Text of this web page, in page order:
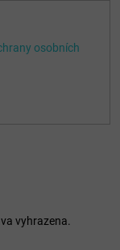
osobních
vyhrazena.